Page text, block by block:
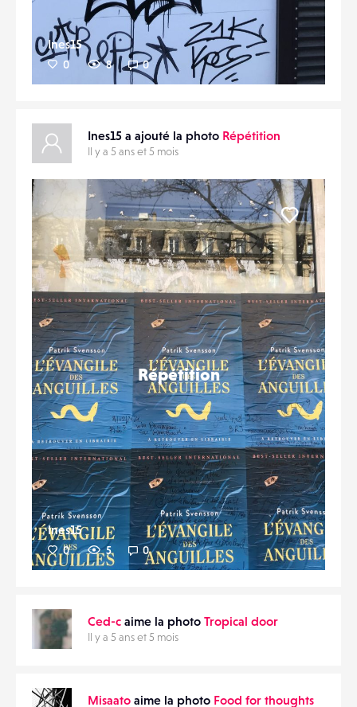
Ines15
0 8 0
Ines15 a ajouté la photo Répétition
Il y a 5 ans et 5 mois
Répétition
Ines15
0 5 0
Liker
Ced-c aime la photo Tropical door
Il y a 5 ans et 5 mois
Misaato aime la photo Food for thoughts